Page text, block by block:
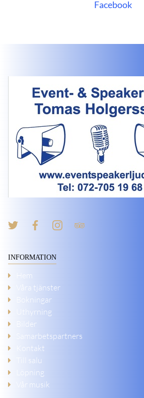
Facebook
INFORMATION
Hem
Våra tjänster
Bokningar
Uthyrning
Bilder
Samarbetspartners
Kontakt
Till salu
Löpning
Vår musik